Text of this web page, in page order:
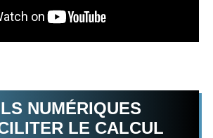
NUMÉRIQUES
LE CALCUL